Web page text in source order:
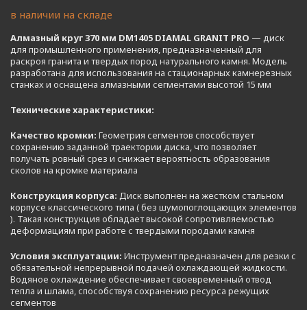
в наличии на складе
Алмазный круг 370 мм DM1405 DIAMAL GRANIT PRO — диск
для промышленного применения, предназначенный для
раскроя гранита и твердых пород натурального камня. Модель
разработана для использования на стационарных камнерезных
станках и оснащена алмазными сегментами высотой 15 мм
Технические характеристики:
Качество кромки: Геометрия сегментов способствует
сохранению заданной траектории диска, что позволяет
получать ровный срез и снижает вероятность образования
сколов на кромке материала
Конструкция корпуса: Диск выполнен на жестком стальном
корпусе классического типа ( без шумопоглощающих элементов
). Такая конструкция обладает высокой сопротивляемостью
деформациям при работе с твердыми породами камня
Условия эксплуатации: Инструмент предназначен для резки с
обязательной непрерывной подачей охлаждающей жидкости.
Водяное охлаждение обеспечивает своевременный отвод
тепла и шлама, способствуя сохранению ресурса режущих
сегментов